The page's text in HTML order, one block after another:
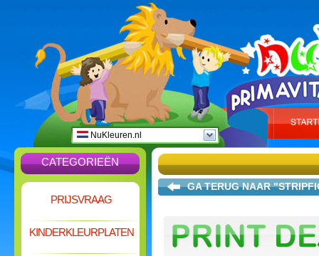
NuKleuren.nl
CATEGORIEËN
PRIJSVRAAG
KINDERKLEURPLATEN
GA TERUG NAAR